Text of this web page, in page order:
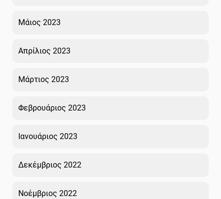
Μάιος 2023
Απρίλιος 2023
Μάρτιος 2023
Φεβρουάριος 2023
Ιανουάριος 2023
Δεκέμβριος 2022
Νοέμβριος 2022